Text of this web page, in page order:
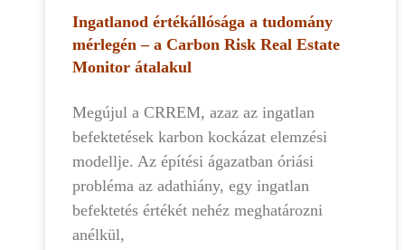
Ingatlanod értékállósága a tudomány
mérlegén – a Carbon Risk Real Estate
Monitor átalakul
Megújul a CRREM, azaz az ingatlan
befektetések karbon kockázat elemzési
modellje. Az építési ágazatban óriási
probléma az adathiány, egy ingatlan
befektetés értékét nehéz meghatározni
anélkül,